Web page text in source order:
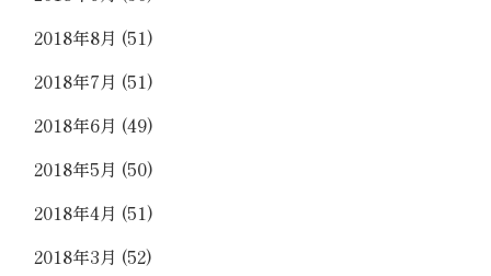
2018年8月 (51)
2018年7月 (51)
2018年6月 (49)
2018年5月 (50)
2018年4月 (51)
2018年3月 (52)